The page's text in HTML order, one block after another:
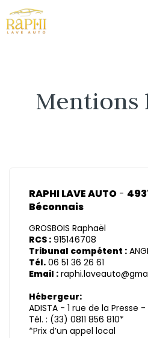
Mentions
RAPHI LAVE AUTO -
Béconnais
GROSBOIS Raphaël
RCS : 915146708
Tribunal compétent :
Tél. 06 51 36 26 61
Email :
Hébergeur:
ADISTA - 1 rue de la Presse
Tél. : (33) 0811 856 810*
*Prix d’un appel local